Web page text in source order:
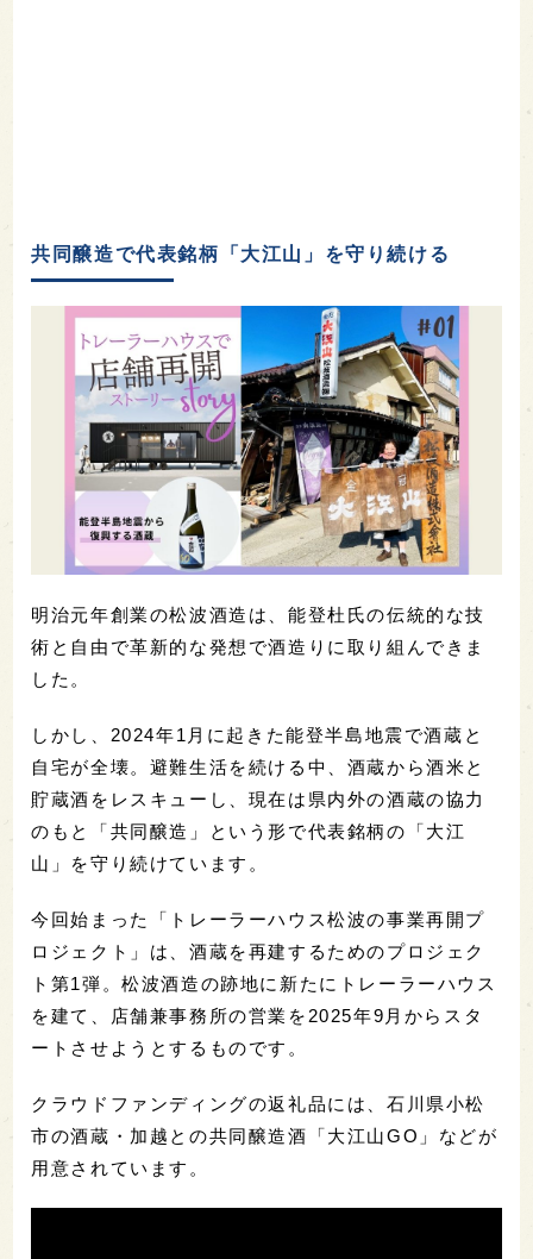
共同醸造で代表銘柄「大江山」を守り続ける
明治元年創業の松波酒造は、能登杜氏の伝統的な技
術と自由で革新的な発想で酒造りに取り組んできま
した。
しかし、2024年1月に起きた能登半島地震で酒蔵と
自宅が全壊。避難生活を続ける中、酒蔵から酒米と
貯蔵酒をレスキューし、現在は県内外の酒蔵の協力
のもと「共同醸造」という形で代表銘柄の「大江
山」を守り続けています。
今回始まった「トレーラーハウス松波の事業再開プ
ロジェクト」は、酒蔵を再建するためのプロジェク
ト第1弾。松波酒造の跡地に新たにトレーラーハウス
を建て、店舗兼事務所の営業を2025年9月からスタ
ートさせようとするものです。
クラウドファンディングの返礼品には、石川県小松
市の酒蔵・加越との共同醸造酒「大江山GO」などが
用意されています。